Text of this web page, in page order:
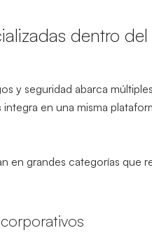
dentro
y seguridad abarca
integra en una misma
en grandes categorías que